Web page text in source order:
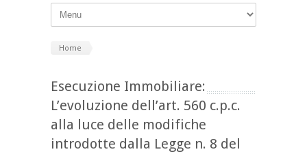
Home
Esecuzione Immobiliare:
L’evoluzione dell’art. 560 c.p.c.
alla luce delle modifiche
introdotte dalla Legge n. 8 del